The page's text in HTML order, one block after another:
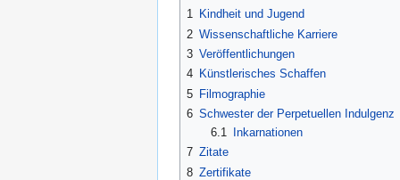
1 Kindheit und Jugend
2 Wissenschaftliche Karriere
3 Veröffentlichungen
4 Künstlerisches Schaffen
5 Filmographie
6 Schwester der Perpetuellen Indulgenz
6.1
Inkarnationen
7 Zitate
8 Zertifikate